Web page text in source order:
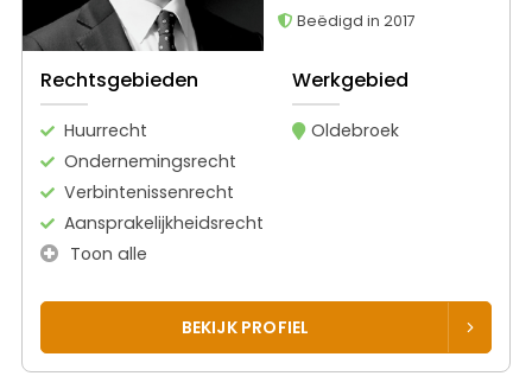
Beëdigd in 2017
Rechtsgebieden
Huurrecht
Ondernemingsrecht
Verbintenissenrecht
Aansprakelijkheidsrecht
Toon alle
Werkgebied
Oldebroek
BEKIJK PROFIEL